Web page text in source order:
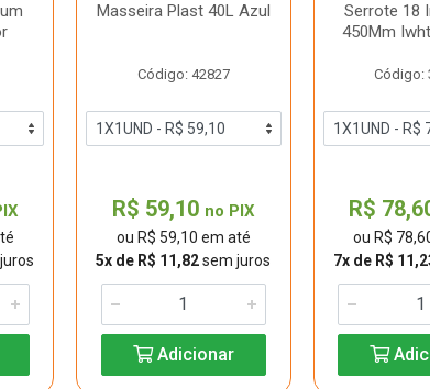
Masseira Plast 40L Azul
Código: 42827
R$ 59,10 no PIX
ou R$ 59,10 em até
5x de R$ 11,82sem juros
Adicionar
Serrote 18
450Mm
Código:
R$
ou R$
7x de R$